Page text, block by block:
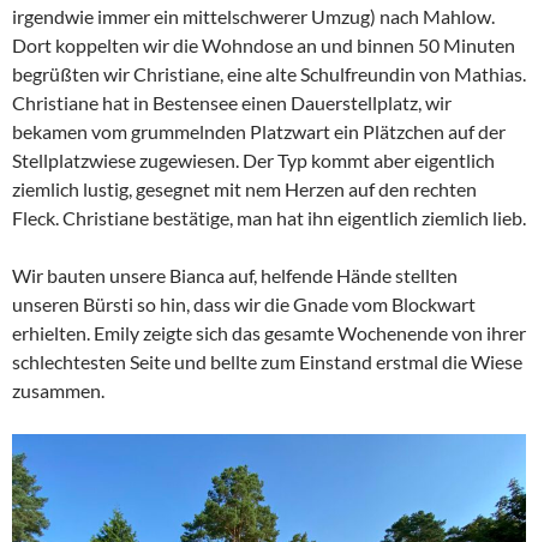
irgendwie immer ein mittelschwerer Umzug) nach Mahlow.
Dort koppelten wir die Wohndose an und binnen 50 Minuten
begrüßten wir Christiane, eine alte Schulfreundin von Mathias.
Christiane hat in Bestensee einen Dauerstellplatz, wir
bekamen vom grummelnden Platzwart ein Plätzchen auf der
Stellplatzwiese zugewiesen. Der Typ kommt aber eigentlich
ziemlich lustig, gesegnet mit nem Herzen auf den rechten
Fleck. Christiane bestätige, man hat ihn eigentlich ziemlich lieb.
Wir bauten unsere Bianca auf, helfende Hände stellten
unseren Bürsti so hin, dass wir die Gnade vom Blockwart
erhielten. Emily zeigte sich das gesamte Wochenende von ihrer
schlechtesten Seite und bellte zum Einstand erstmal die Wiese
zusammen.